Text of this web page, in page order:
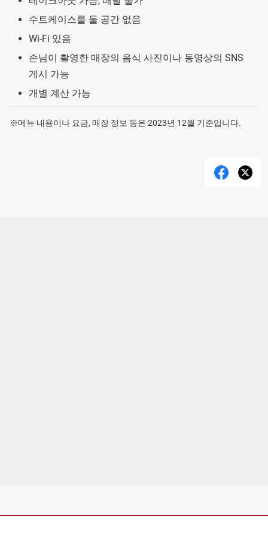
수트케이스를 둘 공간 없음
Wi-Fi 있음
손님이 촬영한 매장의 음식 사진이나 동영상의 SNS
게시 가능
개별 계산 가능
※메뉴 내용이나 요금, 매장 정보 등은 2023년 12월 기준입니다.